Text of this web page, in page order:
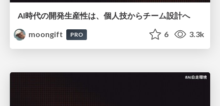
AI時代の開発生産性は、個人技からチーム設計へ
moongift
PRO 6 3.3k